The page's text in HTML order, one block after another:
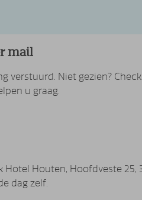
mail
verstuurd. Niet gezien?
u graag.
Hotel Houten, Hoofdveste 25,
dag zelf.